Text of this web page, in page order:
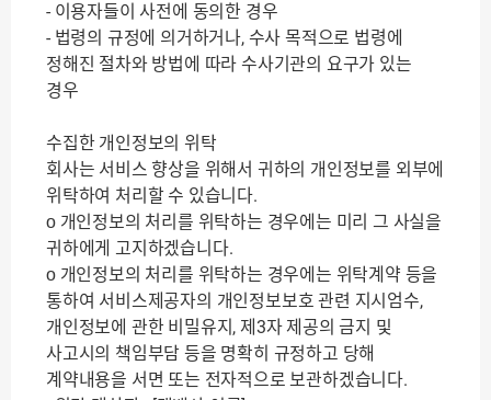
- 이용자들이 사전에 동의한 경우
- 법령의 규정에 의거하거나, 수사 목적으로 법령에
정해진 절차와 방법에 따라 수사기관의 요구가 있는
경우
수집한 개인정보의 위탁
회사는 서비스 향상을 위해서 귀하의 개인정보를 외부에
위탁하여 처리할 수 있습니다.
ο 개인정보의 처리를 위탁하는 경우에는 미리 그 사실을
귀하에게 고지하겠습니다.
ο 개인정보의 처리를 위탁하는 경우에는 위탁계약 등을
통하여 서비스제공자의 개인정보보호 관련 지시엄수,
개인정보에 관한 비밀유지, 제3자 제공의 금지 및
사고시의 책임부담 등을 명확히 규정하고 당해
계약내용을 서면 또는 전자적으로 보관하겠습니다.